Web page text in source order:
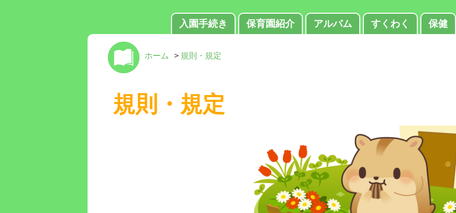
入園手続き 保育園紹介 アルバム すくわく 保健
ホーム > 規則・規定
規則・規定